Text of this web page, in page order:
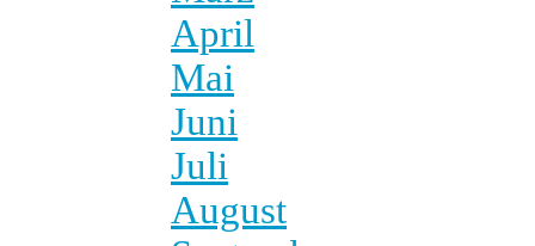
April
Mai
Juni
Juli
August